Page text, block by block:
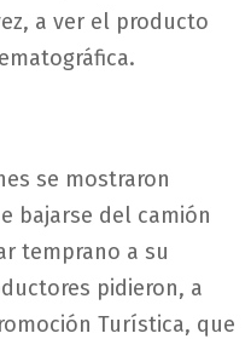
a ver el producto
se mostraron
bajarse del camión
temprano a su
pidieron, a
Turística, que